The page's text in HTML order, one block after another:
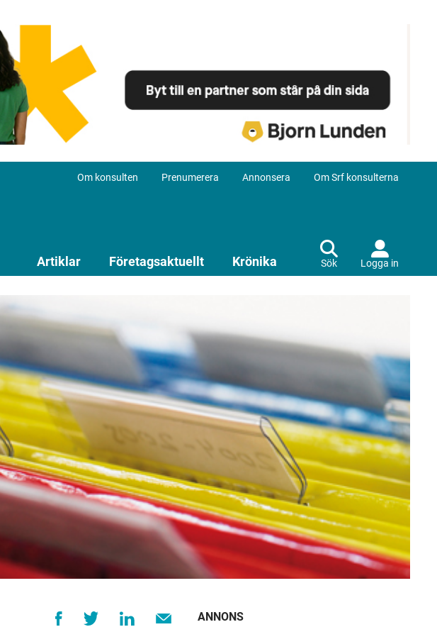
Om konsulten Prenumerera Annonsera Om Srf konsulterna
Artiklar Företagsaktuellt Krönika Sök Logga in
ANNONS